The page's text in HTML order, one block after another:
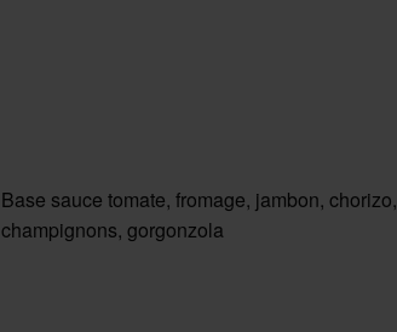
Base sauce tomate, fromage, jambon, chorizo,
champignons, gorgonzola